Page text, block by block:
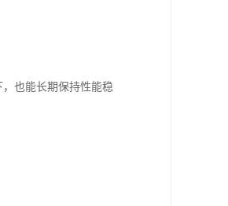
也能长期保持性能稳